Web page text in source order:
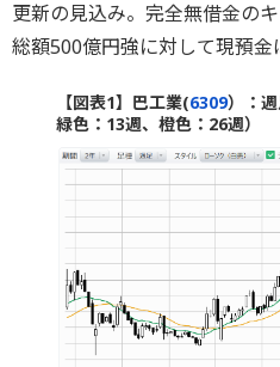
更新の見込み。完全無借金の
総額500億円強に対して現預金
【図表1】巴工業(6309）：
緑色：13週、橙色：26週）